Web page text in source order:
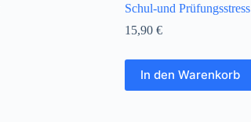
Schul-und Prüfungsstress
15,90 €
In den Warenkorb